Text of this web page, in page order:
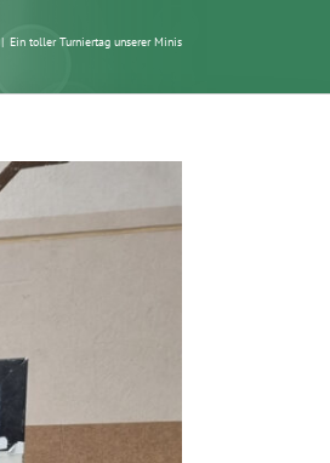
| Ein toller Turniertag unserer Minis